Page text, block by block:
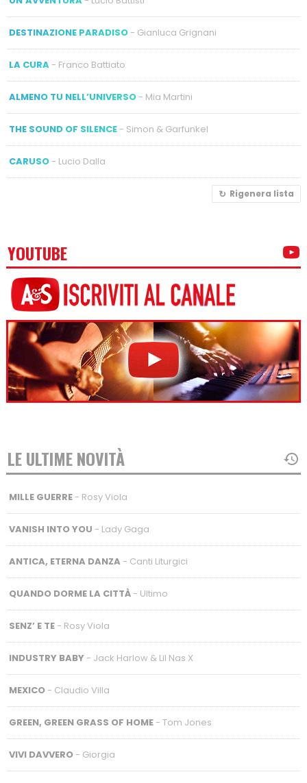
DESTINAZIONE PARADISO- Gianluca Grignani
LA CURA- Franco Battiato
ALMENO TU NELL’UNIVERSO- Mia Martini
THE SOUND OF SILENCE- Simon & Garfunkel
CARUSO- Lucio Dalla
Rigenera lista
YOUTUBE
LE ULTIME NOVITÀ
MILLE GUERRE- Rosy Viola
VANISH INTO YOU - Lady Gaga
ANTICA, ETERNA DANZA - Canti Liturgici
QUANDO DORME LA CITTÀ- Ultimo
SENZ’ E TE- Rosy Viola
INDUSTRY BABY - Jack Harlow & Lil Nas X
MEXICO- Claudio Villa
GREEN, GREEN GRASS OF HOME- Tom Jones
VIVI DAVVERO- Giorgia